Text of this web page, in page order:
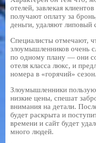
отелей, завлекая
получают оплату за
деньги, удаляют липовый
Специалисты отмечают,
злоумышленников очень
по одному плану — они
отеля класса люкс, и
номера в «горячий» сезон.
Злоумышленники
низкие цены, спешат
внимания на детали.
будет раскрыта и
времени и сайт будет
много людей.